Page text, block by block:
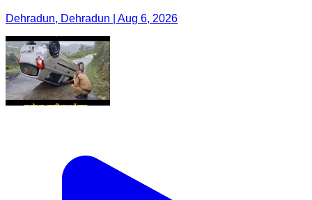
Dehradun, Dehradun | Aug 6, 2026